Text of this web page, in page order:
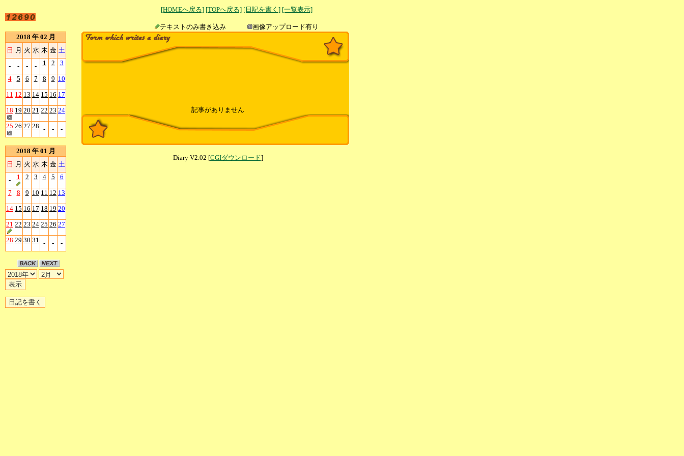
[HOMEへ戻る] [TOPへ戻る] [日記を書く] [一覧表示]
テキストのみ書き込み
画像アップロード有り
2018 年 02 月
日 月 火 水 木 金 土
- - - - 1 2 3
4 5 6 7 8 9 10
11 12 13 14 15 16 17
18 19 20 21 22 23 24
25 26 27 28 - - -
2018 年 01 月
日 月 火 水 木 金 土
- 1 2 3 4 5 6
7 8 9 10 11 12 13
14 15 16 17 18 19 20
21 22 23 24 25 26 27
28 29 30 31 - - -
記事がありません
Diary V2.02 [CGIダウンロード]